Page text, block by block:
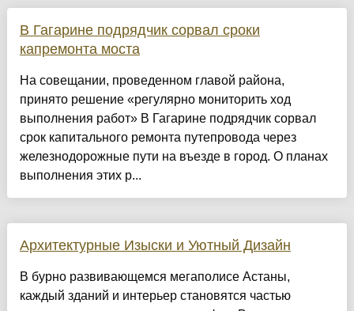
В Гагарине подрядчик сорвал сроки
капремонта моста
На совещании, проведенном главой района,
принято решение «регулярно мониторить ход
выполнения работ» В Гагарине подрядчик сорвал
срок капитального ремонта путепровода через
железнодорожные пути на въезде в город. О планах
выполнения этих р...
Архитектурные Изыски и Уютный Дизайн
​В бурно развивающемся мегаполисе Астаны,
каждый зданий и интерьер становятся частью